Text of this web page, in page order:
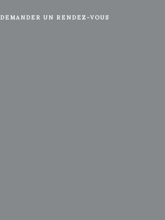
DEMANDER UN RENDEZ-VOUS